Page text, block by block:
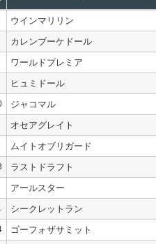
ウインマリリン
カレンブーケドール
ワールドプレミア
ヒュミドール
ジャコマル
オセアグレイト
ムイトオブリガード
ラストドラフト
アールスター
シークレットラン
ゴーフォザサミット